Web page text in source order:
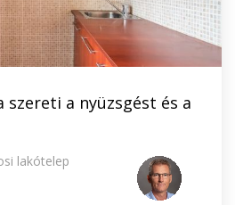
szereti a nyüzsgést és a
lakótelep